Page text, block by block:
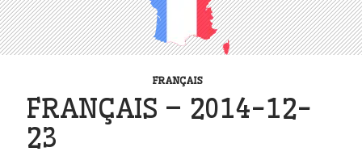
FRANÇAIS
FRANÇAIS – 2014-12-
23